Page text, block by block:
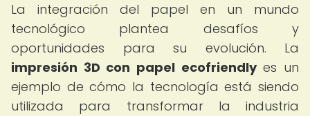
La integración del papel en un mundo
tecnológico plantea desafíos y
oportunidades para su evolución. La
impresión 3D con papel ecofriendlyes un
ejemplo de cómo la tecnología está siendo
utilizada para transformar la industria